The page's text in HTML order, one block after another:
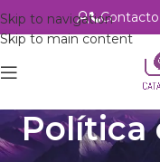
Skip to navigation
Skip to main content
Contacto
Política